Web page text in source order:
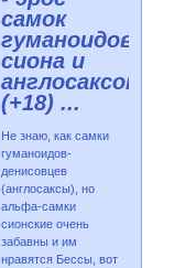
самок
гуманоидов
сиона и
англосаксона
(+18) ...
Не знаю, как самки
гуманоидов-
денисовцев
(англосаксы), но
альфа-самки
сионские очень
забавны и им
нравятся Бессы, вот